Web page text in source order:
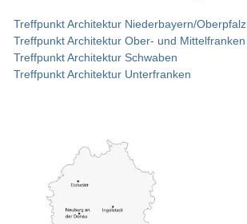
Treffpunkt Architektur Niederbayern/Oberpfalz
Treffpunkt Architektur Ober- und Mittelfranken
Treffpunkt Architektur Schwaben
Treffpunkt Architektur Unterfranken